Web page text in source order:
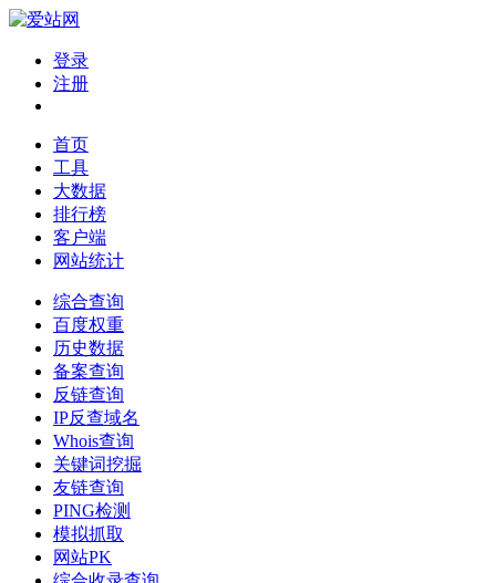
登录
注册
首页
工具
大数据
排行榜
客户端
网站统计
综合查询
百度权重
历史数据
备案查询
反链查询
IP反查域名
Whois查询
关键词挖掘
友链查询
PING检测
模拟抓取
网站PK